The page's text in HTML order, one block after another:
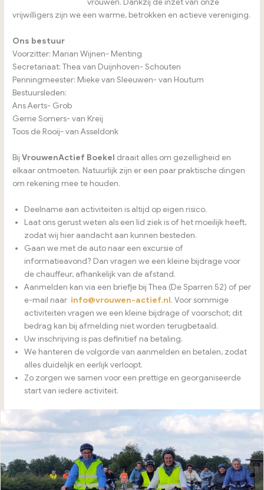
vrouwen. Dankzij de inzet van onze
vrijwilligers zijn we een warme, betrokken en actieve vereniging.
Ons bestuur
Voorzitter: Marian Wijnen- Menting
Secretariaat: Thea van Duijnhoven- Schouten
Penningmeester: Mieke van Sleeuwen- van Houtum
Bestuursleden:
Ans Aerts- Grob
Gerrie Somers- van Kreij
Toos de Rooij- van Asseldonk
BijVrouwenActief Boekel draait alles om gezelligheid en
elkaar ontmoeten. Natuurlijk zijn er een paar praktische dingen
om rekening mee te houden.
Deelname aan activiteiten is altijd op eigen risico.
Laat ons gerust weten als een lid ziek is of het moeilijk heeft,
zodat wij hier aandacht aan kunnen besteden.
Gaan we met de auto naar een excursie of
informatieavond? Dan vragen we een kleine bijdrage voor
de chauffeur, afhankelijk van de afstand.
Aanmelden kan via een briefje bij Thea (De Sparren 52) of per
e-mail naar info@vrouwen-actief.nl. Voor sommige
activiteiten vragen we een kleine bijdrage of voorschot; dit
bedrag kan bij afmelding niet worden terugbetaald.
Uw inschrijving is pas definitief na betaling.
We hanteren de volgorde van aanmelden en betalen, zodat
alles duidelijk en eerlijk verloopt.
Zo zorgen we samen voor een prettige en georganiseerde
start van iedere activiteit.